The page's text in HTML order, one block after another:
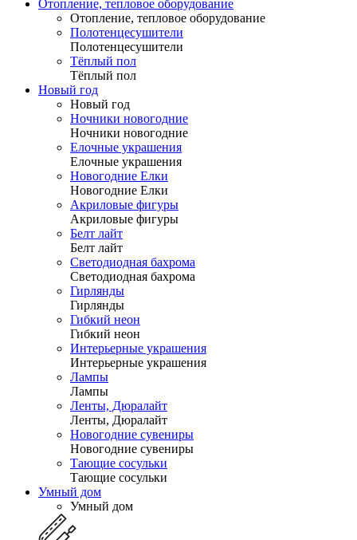
Отопление, тепловое оборудование
Отопление, тепловое оборудование
Полотенцесушители
Полотенцесушители
Тёплый пол
Тёплый пол
Новый год
Новый год
Ночники новогодние
Ночники новогодние
Елочные украшения
Елочные украшения
Новогодние Елки
Новогодние Елки
Акриловые фигуры
Акриловые фигуры
Белт лайт
Белт лайт
Светодиодная бахрома
Светодиодная бахрома
Гирлянды
Гирлянды
Гибкий неон
Гибкий неон
Интерьерные украшения
Интерьерные украшения
Лампы
Лампы
Ленты, Дюралайт
Ленты, Дюралайт
Новогодние сувениры
Новогодние сувениры
Тающие сосульки
Тающие сосульки
Умный дом
Умный дом